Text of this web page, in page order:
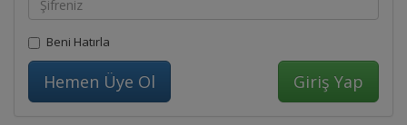
Beni Hatırla
Hemen Üye Ol